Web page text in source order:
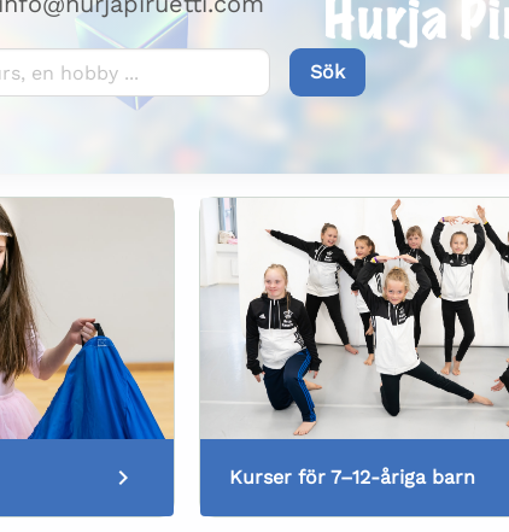
Sök
Kurser för 7–12-åriga barn